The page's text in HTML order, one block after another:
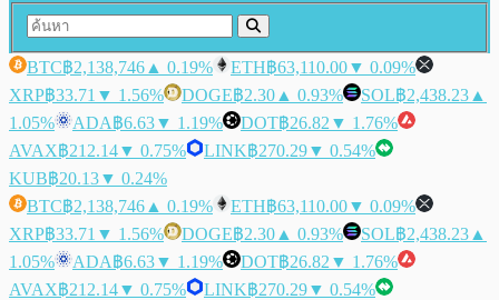
BTC฿2,138,746 ▲ 0.19% ETH฿63,110.00▼ 0.09%
XRP฿33.71 ▼ 1.56% DOGE฿2.30 ▲ 0.93% SOL฿2,438.23 ▲
1.05%
ADA฿6.63▼ 1.19% DOT฿26.82 ▼ 1.76%
AVAX฿212.14▼ 0.75% LINK฿270.29▼ 0.54%
KUB฿20.13▼ 0.24%
BTC฿2,138,746 ▲ 0.19% ETH฿63,110.00▼ 0.09%
XRP฿33.71 ▼ 1.56% DOGE฿2.30 ▲ 0.93% SOL฿2,438.23 ▲
1.05%
ADA฿6.63▼ 1.19% DOT฿26.82 ▼ 1.76%
AVAX฿212.14▼ 0.75% LINK฿270.29▼ 0.54%